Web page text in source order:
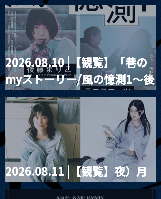
2026.07.02 |【観覧】DJ
WORKSHOP pre.月見ル
君想フ x 5FEET FARM
2026.08.10 |【観覧】「巷の
myストーリー/風の憶測1～後
藤まりこアコースティック
violence POPとテニスコー
ツ」
2026.08.11 |【観覧】夜）月
見ル君想フpre. Sugar Shock